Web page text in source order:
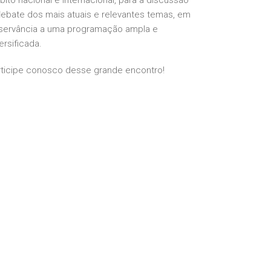
dos mais atuais e relevantes temas, em
a uma programação ampla e
conosco desse grande encontro!